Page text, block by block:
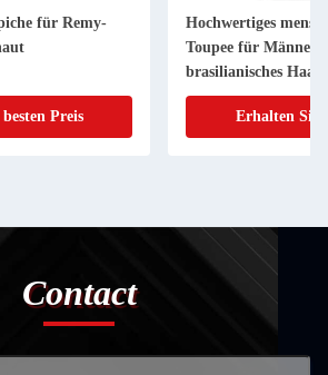
Hochwertiges menschliches Haar
Toupee für Männer 100%
brasilianisches Haar neueste
Designqualität
Erhalten Sie besten Preis
Contact